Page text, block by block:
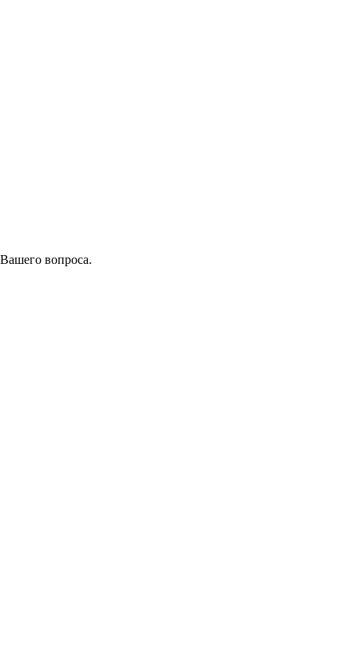
вопроса.